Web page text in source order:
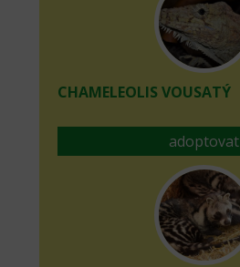
CHAMELEOLIS VOUSATÝ
adoptovat